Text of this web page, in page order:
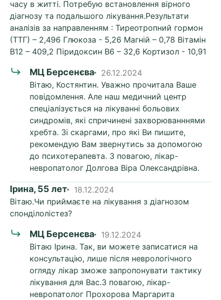
часу в житті. Потребую встановлення вірного
діагнозу та подальшого лікування.Результати
аналізів за направленням : Тиреотропний гормон
(ТТГ) – 2,496 Глюкоза - 5,26 Магній – 0,78 Вітамін
В12 – 409,2 Піридоксин В6 – 32,6 Кортизол - 10,91
МЦ Берсенєва
26.12.2024
Вітаю, Костянтин. Уважно прочитала Ваше
повідомлення. Але наш медичний центр
спеціалізується на лікуванні больових
синдромів, які спричинені захворюванннями
хребта. Зі скаргами, про які Ви пишите,
рекомендую Вам звернутись за допомогою
до психотерапевта. З повагою, лікар-
невропатолог Долгова Віра Олександрівна.
Ірина, 55 лет
18.12.2024
Вітаю.Чи приймаєте на лікування з діагнозом
спонділолістез?
МЦ Берсенєва
19.12.2024
Вітаю Ірина. Так, ви можете записатися на
консультацію, лише після неврологічного
огляду лікар зможе запропонувати тактику
лікування для Вас.З повагою, лікар-
невропатолог Прохорова Маргарита